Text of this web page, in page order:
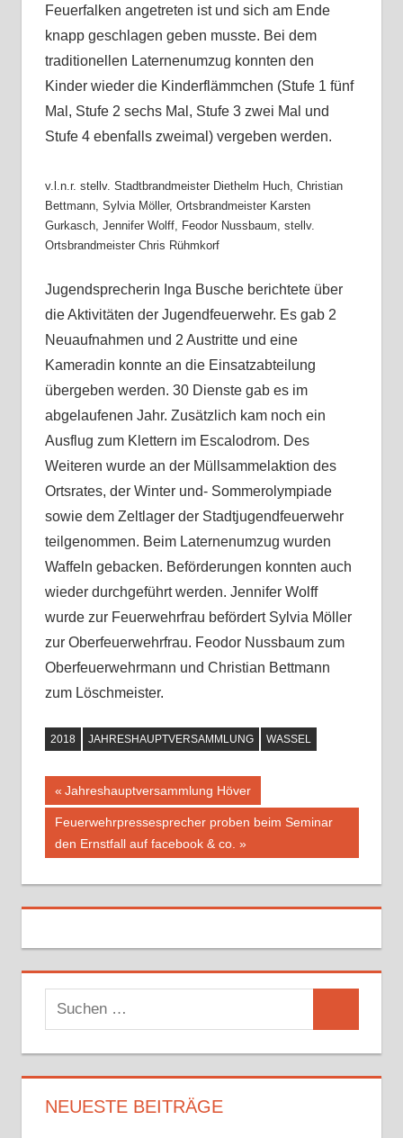
Feuerfalken angetreten ist und sich am Ende
knapp geschlagen geben musste. Bei dem
traditionellen Laternenumzug konnten den
Kinder wieder die Kinderflämmchen (Stufe 1 fünf
Mal, Stufe 2 sechs Mal, Stufe 3 zwei Mal und
Stufe 4 ebenfalls zweimal) vergeben werden.
v.l.n.r. stellv. Stadtbrandmeister Diethelm Huch, Christian
Bettmann, Sylvia Möller, Ortsbrandmeister Karsten
Gurkasch, Jennifer Wolff, Feodor Nussbaum, stellv.
Ortsbrandmeister Chris Rühmkorf
Jugendsprecherin Inga Busche berichtete über
die Aktivitäten der Jugendfeuerwehr. Es gab 2
Neuaufnahmen und 2 Austritte und eine
Kameradin konnte an die Einsatzabteilung
übergeben werden. 30 Dienste gab es im
abgelaufenen Jahr. Zusätzlich kam noch ein
Ausflug zum Klettern im Escalodrom. Des
Weiteren wurde an der Müllsammelaktion des
Ortsrates, der Winter und- Sommerolympiade
sowie dem Zeltlager der Stadtjugendfeuerwehr
teilgenommen. Beim Laternenumzug wurden
Waffeln gebacken. Beförderungen konnten auch
wieder durchgeführt werden. Jennifer Wolff
wurde zur Feuerwehrfrau befördert Sylvia Möller
zur Oberfeuerwehrfrau. Feodor Nussbaum zum
Oberfeuerwehrmann und Christian Bettmann
zum Löschmeister.
2018 JAHRESHAUPTVERSAMMLUNG WASSEL
Beitragsnavigation
Vorheriger
Beitrag:
Jahreshauptversammlung Höver
Nächster
Beitrag:
Feuerwehrpressesprecher proben beim Seminar
den Ernstfall auf facebook & co.
u
c
h
e
c
NEUESTE BEITRÄGE